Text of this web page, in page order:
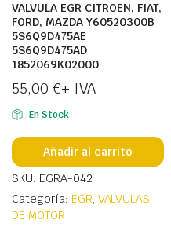
VALVULA EGR CITROEN, FIAT,
FORD, MAZDA Y60520300B
5S6Q9D475AE
5S6Q9D475AD
1852069K02000
55,00 €+ IVA
En Stock
Añadir al carrito
SKU: EGRA-042
Categoría: EGR, VALVULAS
DE MOTOR